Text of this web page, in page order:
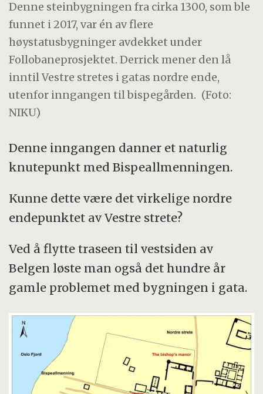
Denne steinbygningen fra cirka 1300, som ble
funnet i 2017, var én av flere
høystatusbygninger avdekket under
Follobaneprosjektet. Derrick mener den lå
inntil Vestre stretes i gatas nordre ende,
utenfor inngangen til bispegården. (Foto:
NIKU)
Denne inngangen danner et naturlig
knutepunkt med Bispeallmenningen.
Kunne dette være det virkelige nordre
endepunktet av Vestre strete?
Ved å flytte traseen til vestsiden av
Belgen løste man også det hundre år
gamle problemet med bygningen i gata.